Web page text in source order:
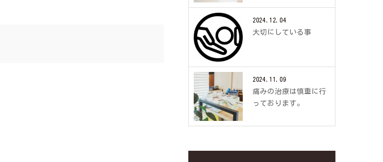
2024.12.04
大切にしている事
2024.11.09
痛みの治療は慎重に行
っております。